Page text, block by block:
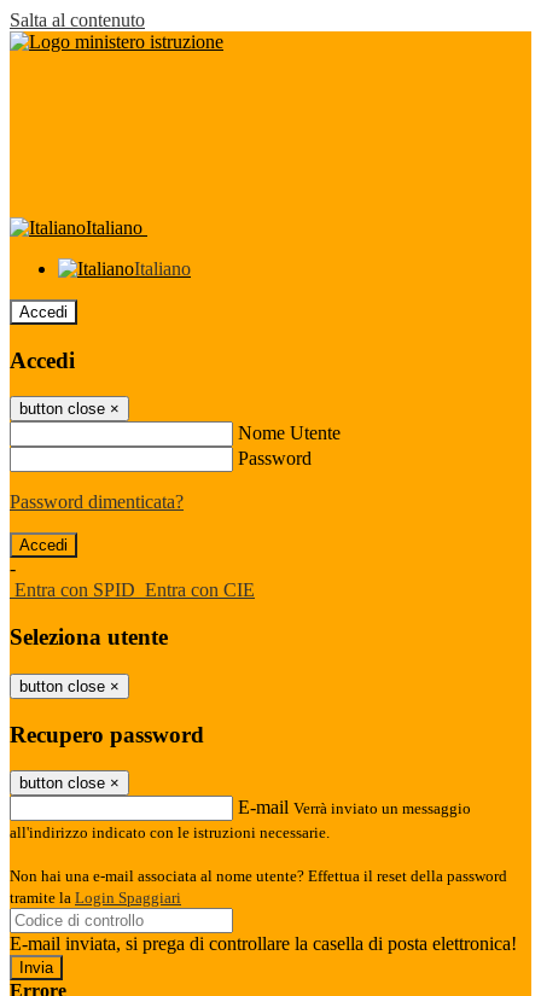
Salta al contenuto
Italiano
Italiano
Accedi
Accedi
button close ×
Nome Utente
Password
Password dimenticata?
-
Entra con SPID Entra con CIE
Seleziona utente
button close ×
Recupero password
button close ×
E-mail Verrà inviato un messaggio
all'indirizzo indicato con le istruzioni necessarie.
Non hai una e-mail associata al nome utente? Effettua il reset della password
tramite la Login Spaggiari
E-mail inviata, si prega di controllare la casella di posta elettronica!
Errore